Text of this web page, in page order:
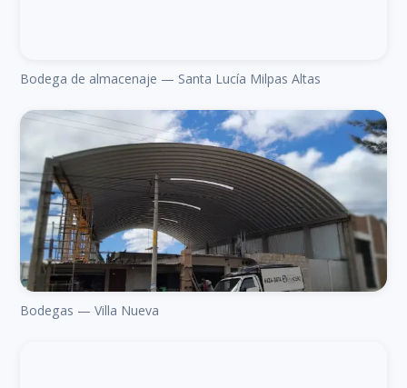
Bodega de almacenaje — Santa Lucía Milpas Altas
Bodegas — Villa Nueva